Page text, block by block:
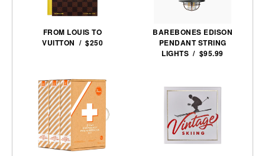
FROM LOUIS TO
VUITTON / $250
BAREBONES EDISON
PENDANT STRING
LIGHTS / $95.99